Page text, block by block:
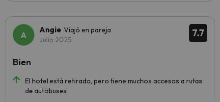
7.7
Angie Viajó en pareja
Julio 2025
El hotel está retirado, pero tiene muchos accesos a rutas
de autobuses
Bien